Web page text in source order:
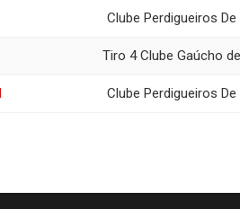
Clube Perdigueiros
Tiro 4 Clube Gaúcho
Clube Perdigueiros